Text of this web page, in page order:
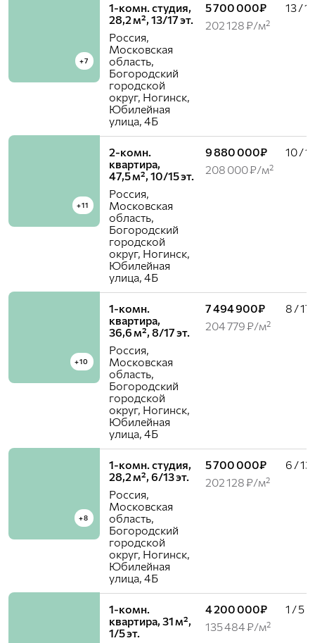
+7
1-комн. студия,
28,2 м², 13/17 эт.
Россия,
Московская
область,
Богородский
городской
округ, Ногинск,
Юбилейная
улица, 4Б
5 700 000₽
202 128 ₽/м²
13 / 17
+11
2-комн.
квартира,
47,5 м², 10/15 эт.
Россия,
Московская
область,
Богородский
городской
округ, Ногинск,
Юбилейная
улица, 4Б
9 880 000₽
208 000 ₽/м²
10 /
+10
1-комн.
квартира,
36,6 м², 8/17 эт.
Россия,
Московская
область,
Богородский
городской
округ, Ногинск,
Юбилейная
улица, 4Б
7 494 900₽
204 779 ₽/м²
8 / 17
+8
1-комн. студия,
28,2 м², 6/13 эт.
Россия,
Московская
область,
Богородский
городской
округ, Ногинск,
Юбилейная
улица, 4Б
5 700 000₽
202 128 ₽/м²
6 / 13
1-комн.
квартира, 31 м²,
1/5 эт.
4 200 000₽
135 484 ₽/м²
1 / 5